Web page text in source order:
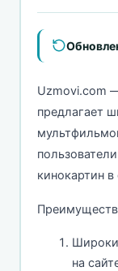
Uzmovi.com
предлагает
кинокартин
на